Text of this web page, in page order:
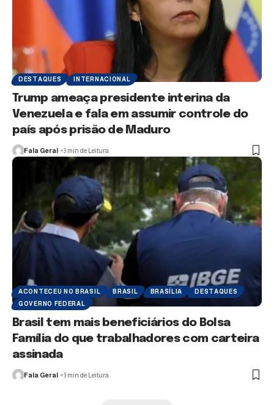
DESTAQUES INTERNACIONAL
Trump ameaça presidente interina da
Venezuela e fala em assumir controle do
país após prisão de Maduro
Fala Geral 3 min de Leitura
ACONTECEU NO BRASIL BRASIL BRASÍLIA
DESTAQUES
GOVERNO FEDERAL
Brasil tem mais beneficiários do Bolsa
Família do que trabalhadores com carteira
assinada
Fala Geral 3 min de Leitura